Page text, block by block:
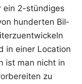
ein 2-stün­di­ges
hun­der­ten Bil­
in einer Loca­ti­on
ist man nicht in
zu